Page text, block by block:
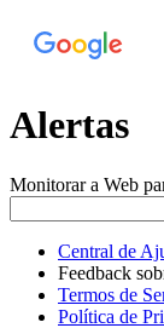
Alertas
Monitorar a Web
Central de
Feedback
Termos de
Política de